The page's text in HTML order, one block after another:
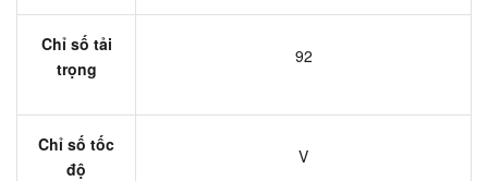
Chỉ số tải
trọng
92
Chỉ số tốc
độ
V